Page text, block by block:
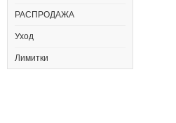
РАСПРОДАЖА
Уход
Лимитки